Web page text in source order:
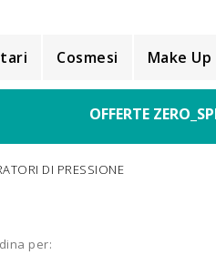
Cosmesi Make Up
OFFERTE
DI PRESSIONE
per